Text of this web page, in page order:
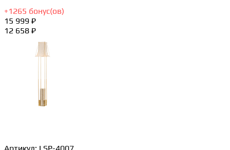
+1265 бонус(ов)
15 999 ₽
12 658 ₽